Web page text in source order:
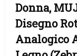
Donna,
Disegno
Analogico